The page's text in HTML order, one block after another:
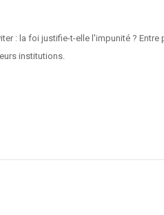
: la foi justifie-t-elle l'impunité ?
institutions.